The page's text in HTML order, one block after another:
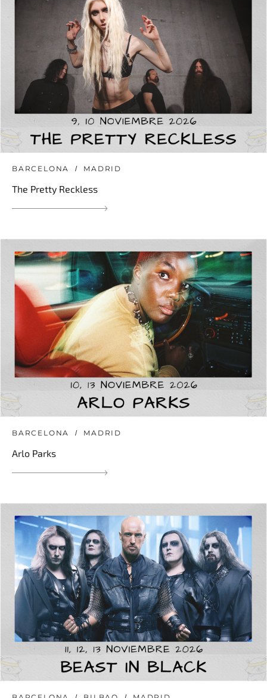
BARCELONA MADRID
The Pretty Reckless
BARCELONA MADRID
Arlo Parks